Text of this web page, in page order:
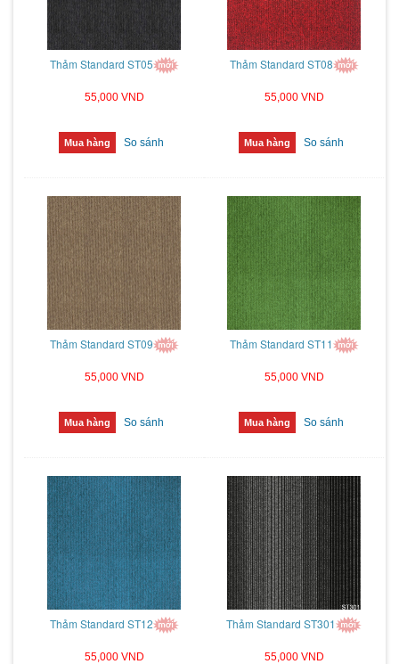
Thảm Standard ST05
55,000 VND
Mua hàng So sánh
Thảm Standard ST08
55,000 VND
Mua hàng So sánh
Thảm Standard ST09
55,000 VND
Mua hàng So sánh
Thảm Standard ST11
55,000 VND
Mua hàng So sánh
Thảm Standard ST12
55,000 VND
Thảm Standard ST301
55,000 VND